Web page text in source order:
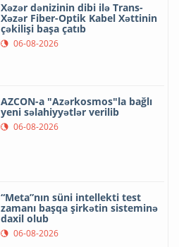
Xəzər dənizinin dibi ilə Trans-
Xəzər Fiber-Optik Kabel Xəttinin
çəkilişi başa çatıb
06-08-2026
AZCON-a "Azərkosmos"la bağlı
yeni səlahiyyətlər verilib
06-08-2026
“Meta”nın süni intellekti test
zamanı başqa şirkətin sisteminə
daxil olub
06-08-2026